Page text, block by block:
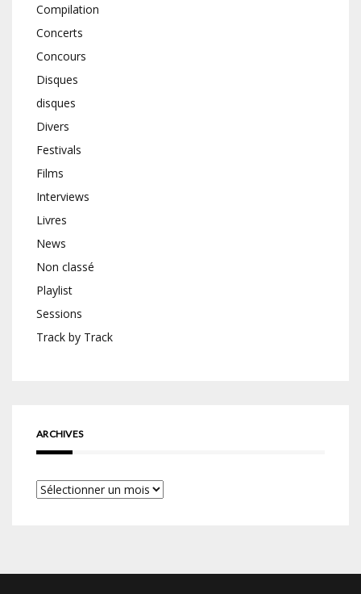
Compilation
Concerts
Concours
Disques
disques
Divers
Festivals
Films
Interviews
Livres
News
Non classé
Playlist
Sessions
Track by Track
ARCHIVES
Archives